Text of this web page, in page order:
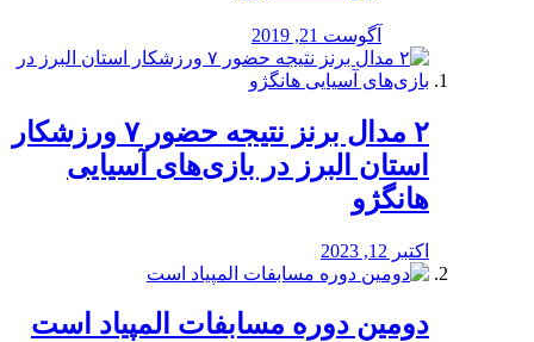
آگوست 21, 2019
۲ مدال برنز نتیجه حضور ۷ ورزشکار
استان البرز در بازی‌های آسیایی
هانگژو
اکتبر 12, 2023
دومین دوره مسابفات المپیاد است